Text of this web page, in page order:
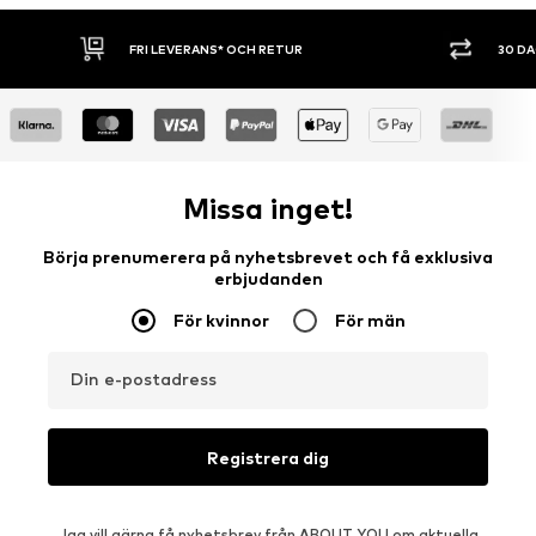
FRI LEVERANS* OCH RETUR 30
Missa inget!
Börja prenumerera på nyhetsbrevet och få exklusiva
erbjudanden
För kvinnor För män
Din e-postadress
Registrera dig